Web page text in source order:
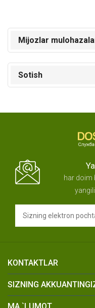
Mijozlar
Sotish
har doim
KONTAKTLAR
SIZNING
MA `LUMOT